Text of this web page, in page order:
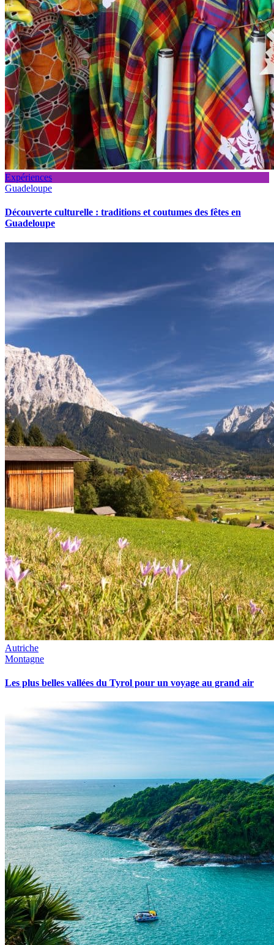
Expériences
Guadeloupe
Découverte culturelle : traditions et coutumes des fêtes en
Guadeloupe
Autriche
Montagne
Les plus belles vallées du Tyrol pour un voyage au grand air